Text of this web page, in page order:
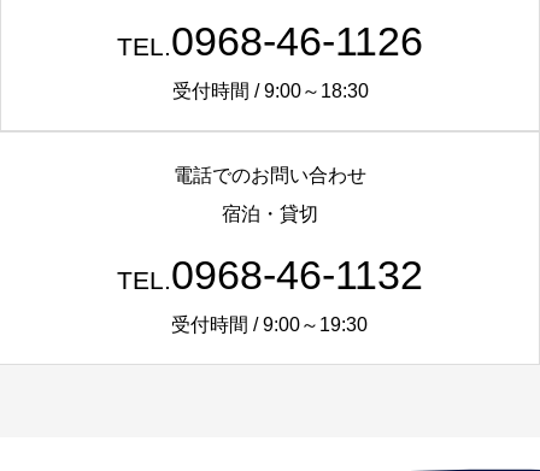
TEL.0968-46-1126
受付時間 / 9:00～18:30
電話でのお問い合わせ
宿泊・貸切
TEL.0968-46-1132
受付時間 / 9:00～19:30